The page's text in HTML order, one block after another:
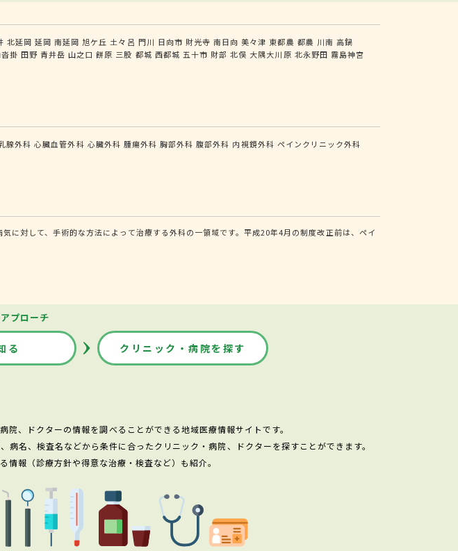
北延岡 延岡 南延岡 旭ケ丘 土々呂 門川 日向市 財光寺 南日向 美々津 東都農 都農 川南 高鍋
掛 田野 青井岳 山之口 餅原 三股 都城 西都城 五十市 財部 北俣 大隅大川原 北永野田 霧島神宮
腺外科 心臓血管外科 心臓外科 腫瘍外科 胸部外科 腹部外科 内視鏡外科 ペインクリニック外科
対して、手術的な方法によって治療する外科の一領域です。平成20年4月の制度改正前は、ペイ
プローチ
る クリニック・病院を探す
、ドクターの情報を調べることができる地域医療情報サイトです。
名、検査名などから条件に合ったクリニック・病院、ドクターを探すことができます。
報（診療方針や得意な治療・検査など）も紹介。